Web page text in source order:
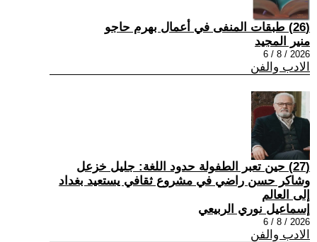
(26) طبقات المنفى في أعمال بهرم حاجو
منير المجيد
2026 / 8 / 6
الادب والفن
(27) حين تعبر الطفولة حدود اللغة: جليل خزعل
وشاكر حسن راضي في مشروع ثقافي يستعيد بغداد
إلى العالم
إسماعيل نوري الربيعي
2026 / 8 / 6
الادب والفن